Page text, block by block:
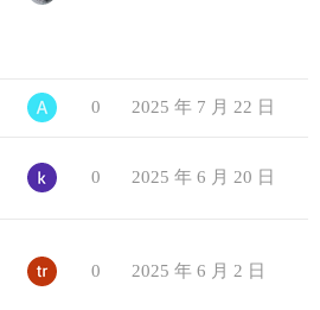
0 2025 年 7 月 22 日
0 2025 年 6 月 20 日
0 2025 年 6 月 2 日